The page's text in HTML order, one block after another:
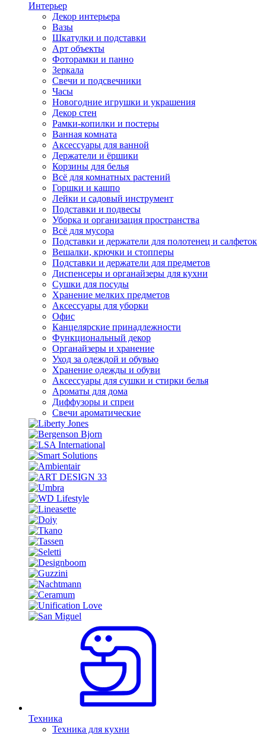
Интерьер
Декор интерьера
Вазы
Шкатулки и подставки
Арт объекты
Фоторамки и панно
Зеркала
Свечи и подсвечники
Часы
Новогодние игрушки и украшения
Декор стен
Рамки-копилки и постеры
Ванная комната
Аксессуары для ванной
Держатели и ёршики
Корзины для белья
Всё для комнатных растений
Горшки и кашпо
Лейки и садовый инструмент
Подставки и подвесы
Уборка и организация пространства
Всё для мусора
Подставки и держатели для полотенец и салфеток
Вешалки, крючки и стопперы
Подставки и держатели для предметов
Диспенсеры и органайзеры для кухни
Сушки для посуды
Хранение мелких предметов
Аксессуары для уборки
Офис
Канцелярские принадлежности
Функциональный декор
Органайзеры и хранение
Уход за одеждой и обувью
Хранение одежды и обуви
Аксессуары для сушки и стирки белья
Ароматы для дома
Диффузоры и спреи
Свечи ароматические
Техника
Техника для кухни